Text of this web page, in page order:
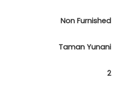
Non Furnished
Taman Yunani
2